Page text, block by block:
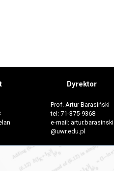
Dyrektor
Prof. Artur Barasiński
tel: 71-375-9368
e-mail: artur.barasinski
@uwr.edu.pl